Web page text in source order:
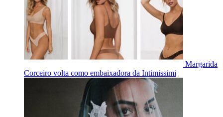
Margarida
Corceiro volta como embaixadora da Intimissimi